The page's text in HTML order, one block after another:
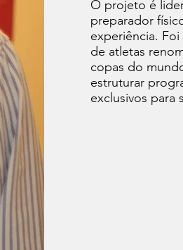
O projeto é
preparador
experiência.
de atletas
copas do
estruturar
exclusivos para